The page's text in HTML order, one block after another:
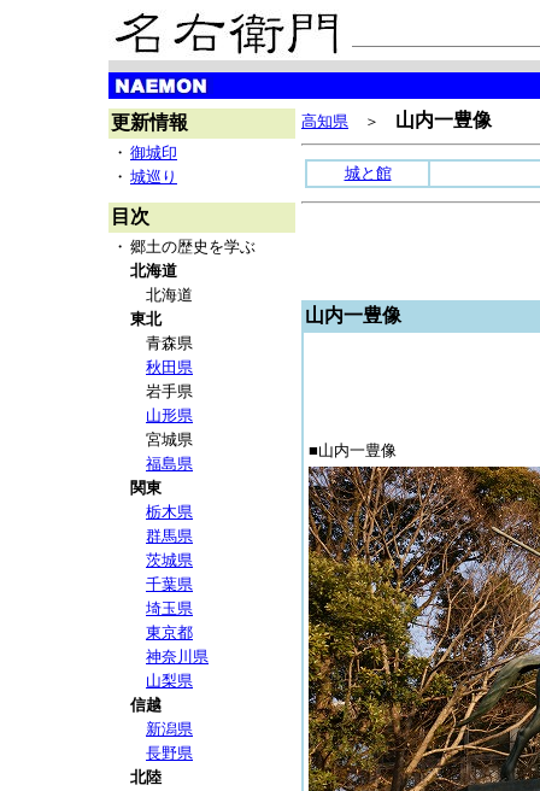
更新情報
・ 御城印
・ 城巡り
目次
・ 郷土の歴史を学ぶ
北海道
北海道
東北
青森県
秋田県
岩手県
山形県
宮城県
福島県
関東
栃木県
群馬県
茨城県
千葉県
埼玉県
東京都
神奈川県
山梨県
信越
新潟県
長野県
北陸
高知県 ＞ 山内一豊像
城と館
山内一豊像
■山内一豊像